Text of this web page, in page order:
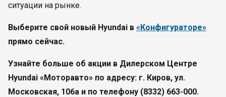
ситуации на рынке.
Выберите свой новый Hyundai в «Конфигураторе»
прямо сейчас.
Узнайте больше об акции в Дилерском Центре
Hyundai «Моторавто» по адресу: г. Киров, ул.
Московская, 106а и по телефону (8332) 663-000.